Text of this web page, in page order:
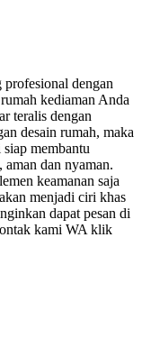
dengan
kediaman Anda
teralis dengan
desain rumah, maka
membantu
dan nyaman.
keamanan saja
menjadi ciri khas
dapat pesan di
kami WA klik